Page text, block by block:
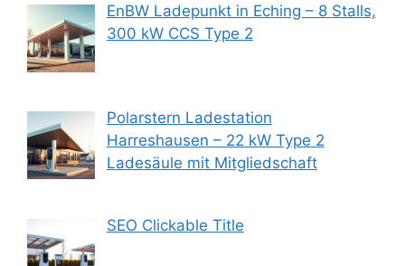
EnBW Ladepunkt in Eching – 8 Stalls,
300 kW CCS Type 2
Polarstern Ladestation
Harreshausen – 22 kW Type 2
Ladesäule mit Mitgliedschaft
SEO Clickable Title